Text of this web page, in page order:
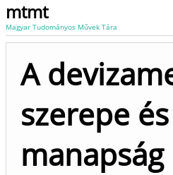
mtmt
Magyar Tudományos Művek Tára
A
szerepe